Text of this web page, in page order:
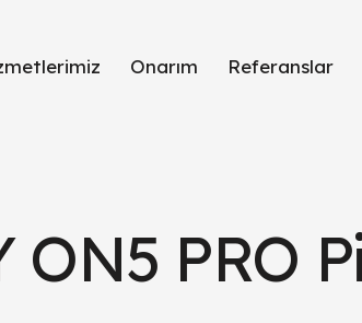
Onarım Referanslar
ON5 PRO